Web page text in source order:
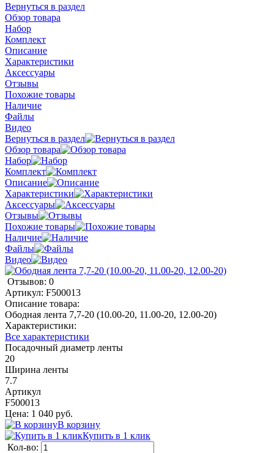
Вернуться в раздел
Обзор товара
Набор
Комплект
Описание
Характеристики
Аксессуары
Отзывы
Похожие товары
Наличие
Файлы
Видео
Вернуться в раздел
Обзор товара
Набор
Комплект
Описание
Характеристики
Аксессуары
Отзывы
Похожие товары
Наличие
Файлы
Видео
Отзывов: 0
Артикул: F500013
Описание товара:
Ободная лента 7,7-20 (10.00-20, 11.00-20, 12.00-20)
Характеристики:
Все характеристики
Посадочный диаметр ленты
20
Ширина ленты
7.7
Артикул
F500013
Цена: 1 040 руб.
В корзину
Купить в 1 клик
Кол-во: